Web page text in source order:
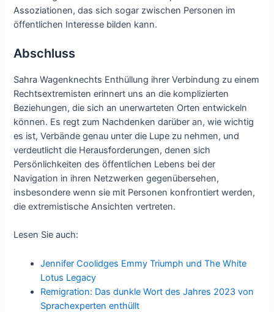
Assoziationen, das sich sogar zwischen Personen im
öffentlichen Interesse bilden kann.
Abschluss
Sahra Wagenknechts Enthüllung ihrer Verbindung zu einem
Rechtsextremisten erinnert uns an die komplizierten
Beziehungen, die sich an unerwarteten Orten entwickeln
können. Es regt zum Nachdenken darüber an, wie wichtig
es ist, Verbände genau unter die Lupe zu nehmen, und
verdeutlicht die Herausforderungen, denen sich
Persönlichkeiten des öffentlichen Lebens bei der
Navigation in ihren Netzwerken gegenübersehen,
insbesondere wenn sie mit Personen konfrontiert werden,
die extremistische Ansichten vertreten.
Lesen Sie auch:
Jennifer Coolidges Emmy Triumph und The White
Lotus Legacy
Remigration: Das dunkle Wort des Jahres 2023 von
Sprachexperten enthüllt